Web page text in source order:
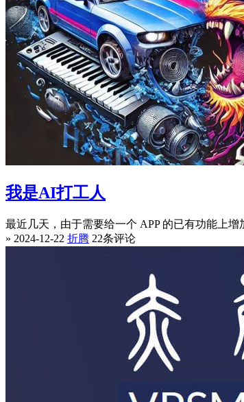
我是AI打工人
最近几天，由于需要给一个 APP 的已有功能上
» 2024-12-22 折腾 22条评论